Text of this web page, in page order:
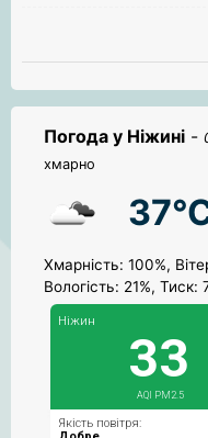
Погода у Ніжині -
хмарно
Хмарність: 100%,
Вологість: 21%,